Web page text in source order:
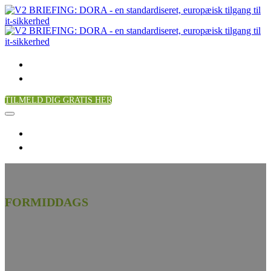
TILMELD DIG GRATIS HER
FORMIDDAGS